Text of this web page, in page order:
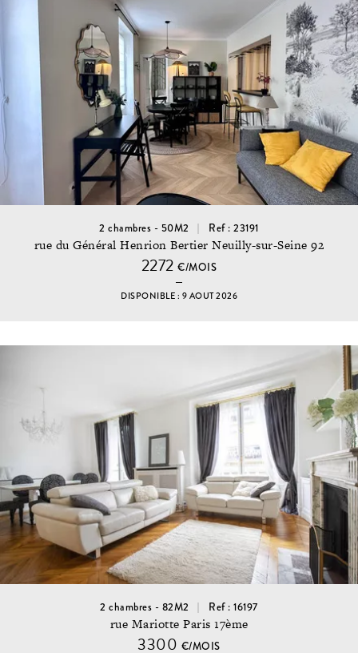
2 chambres - 50M2 Ref : 23191
rue du Général Henrion Bertier Neuilly-sur-Seine 92
2272€/MOIS
DISPONIBLE : 9 AOUT 2026
2 chambres - 82M2 Ref : 16197
rue Mariotte Paris 17ème
3300 €/MOIS